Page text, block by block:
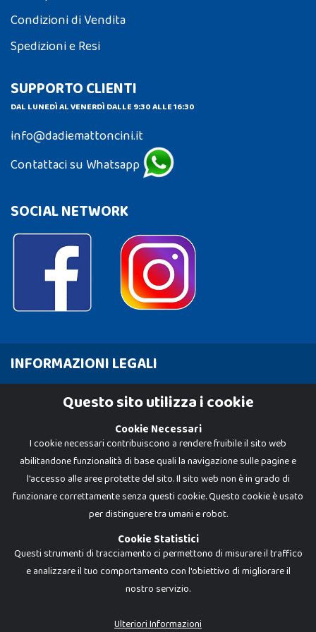
Condizioni di Vendita
Spedizioni e Resi
SUPPORTO CLIENTI
DAL LUNEDÌ AL VENERDÌ DALLE 9:30 ALLE 16:30
info@dadiemattoncini.it
Contattaci su Whatsapp
SOCIAL NETWORK
INFORMAZIONI LEGALI
Cookie Policy
Dadi e Mattoncini è un brand di Giocabene Srl. Ogni riproduzione o utilizzo non
I prezzi e le promozioni pubblicate potrebbero differire da quanto esposto in
Questo sito utilizza i cookie
Cookie Necessari
I cookie necessari contribuiscono a rendere fruibile il sito web
abilitandone funzionalità di base quali la navigazione sulle pagine e
l'accesso alle aree protette del sito. Il sito web non è in grado di
funzionare correttamente senza questi cookie. Questo cookie è usato
per distinguere tra umani e robot.
Cookie Statistici
Questi strumenti di tracciamento ci permettono di misurare il traffico
e analizzare il tuo comportamento con l'obiettivo di migliorare il
nostro servizio.
Ulteriori Informazioni